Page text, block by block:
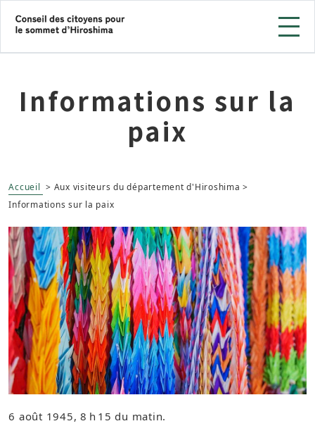
Informations sur la
paix
Accueil ​ > Aux visiteurs du département d'Hiroshima >
Informations sur la paix​
6 août 1945, 8 h 15 du matin.